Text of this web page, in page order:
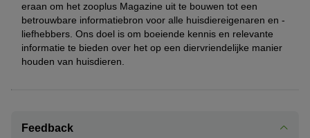
eraan om het zooplus Magazine uit te bouwen tot een
betrouwbare informatiebron voor alle huisdiereigenaren en -
liefhebbers. Ons doel is om boeiende kennis en relevante
informatie te bieden over het op een diervriendelijke manier
houden van huisdieren.
Feedback